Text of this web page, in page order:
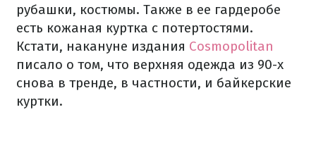
рубашки, костюмы. Также в ее гардеробе
есть кожаная куртка с потертостями.
Кстати, накануне издания Cosmopolitan
писало о том, что верхняя одежда из 90-х
снова в тренде, в частности, и байкерские
куртки.